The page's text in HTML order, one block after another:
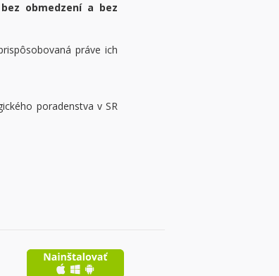
obmedzení a bez
práve ich
poradenstva v SR